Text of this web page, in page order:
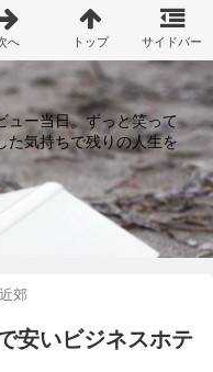
ュー当日。ずっと笑って
た気持ちで残りの人生を
郊
安いビジネスホテ